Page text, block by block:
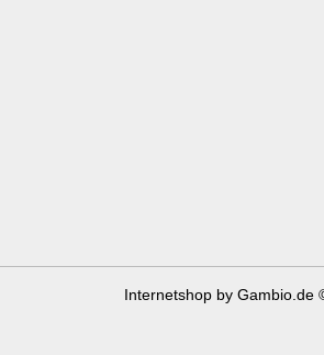
Internetshopby Gambio.de